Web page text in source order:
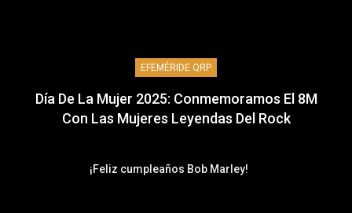
EFEMÉRIDE QRP
Día De La Mujer 2025: Conmemoramos El 8M
Con Las Mujeres Leyendas Del Rock
¡Feliz cumpleaños Bob Marley!